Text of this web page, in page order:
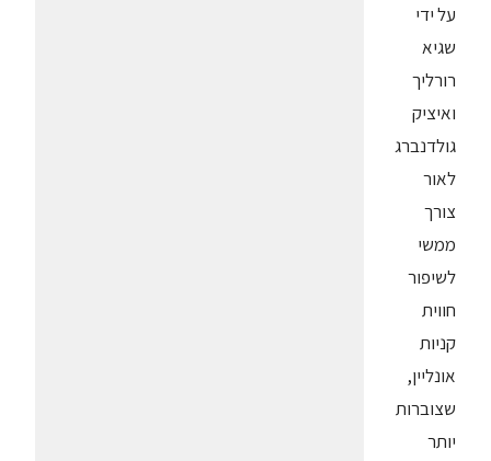
על ידי
שגיא
רורליך
ואיציק
גולדנברג
לאור
צורך
ממשי
לשיפור
חווית
קניות
אונליין,
שצוברות
יותר